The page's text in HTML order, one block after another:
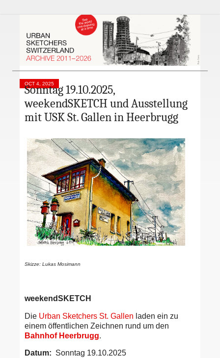
OCT 4, 2025
Sonntag 19.10.2025,
weekendSKETCH und Ausstellung
mit USK St. Gallen in Heerbrugg
Skizze: Lukas Mosimann
weekendSKETCH
Die Urban Sketchers St. Gallen laden ein zu
einem öffentlichen Zeichnen rund um den
Bahnhof Heerbrugg.
Datum: Sonntag 19.10.2025